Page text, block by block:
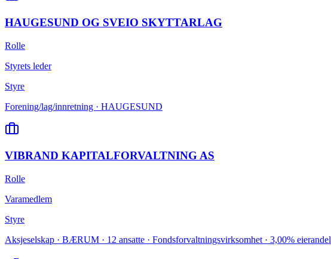
HAUGESUND OG SVEIO SKYTTARLAG
Rolle
Styrets leder
Styre
Forening/lag/innretning · HAUGESUND
VIBRAND KAPITALFORVALTNING AS
Rolle
Varamedlem
Styre
Aksjeselskap · BÆRUM · 12 ansatte · Fondsforvaltningsvirksomhet · 3,00% eierandel